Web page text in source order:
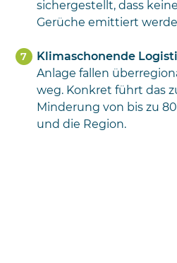
sichergestellt, dass
Gerüche emittiert
Klimaschonende
Anlage fallen
weg. Konkret führt das
Minderung von bis zu
und die Region.